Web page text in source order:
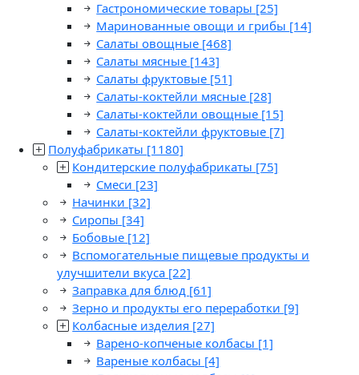
Гастрономические товары [25]
Маринованные овощи и грибы [14]
Салаты овощные [468]
Салаты мясные [143]
Салаты фруктовые [51]
Салаты-коктейли мясные [28]
Салаты-коктейли овощные [15]
Салаты-коктейли фруктовые [7]
Полуфабрикаты [1180]
Кондитерские полуфабрикаты [75]
Смеси [23]
Начинки [32]
Сиропы [34]
Бобовые [12]
Вспомогательные пищевые продукты и
улучшители вкуса [22]
Заправка для блюд [61]
Зерно и продукты его переработки [9]
Колбасные изделия [27]
Варено-копченые колбасы [1]
Вареные колбасы [4]